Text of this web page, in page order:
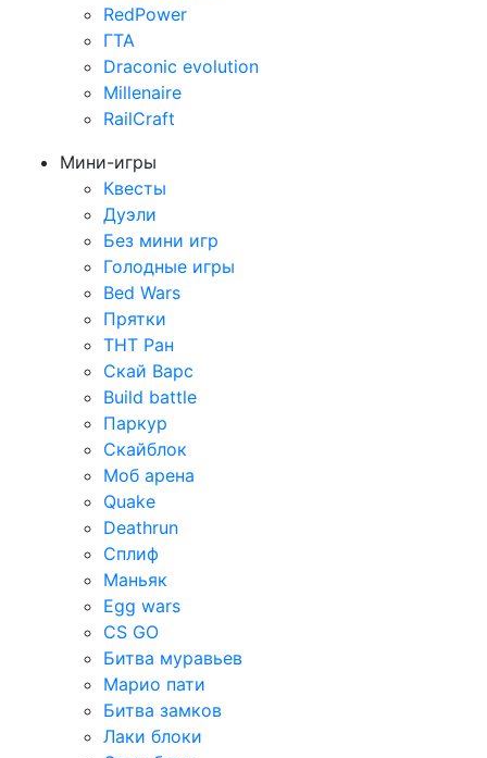
RedPower
ГТА
Draconic evolution
Millenaire
RailCraft
Мини-игры
Квесты
Дуэли
Без мини игр
Голодные игры
Bed Wars
Прятки
ТНТ Ран
Скай Варс
Build battle
Паркур
Скайблок
Моб арена
Quake
Deathrun
Сплиф
Маньяк
Egg wars
CS GO
Битва муравьев
Марио пати
Битва замков
Лаки блоки